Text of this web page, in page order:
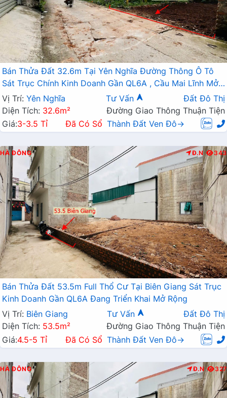
Bán Thửa Đất 32.6m Tại Yên Nghĩa Đường Thông Ô Tô
Sát Trục Chính Kinh Doanh Gần QL6A , Cầu Mai Lĩnh Mở
Rộng
Vị Trí: Yên Nghĩa Tư Vấn
Đất Đô Thị
Diện Tích: 32.6m²
Đường Giao Thông Thuận Tiện
Giá:3-3.5 Tỉ Đã Có Sổ Thành Đất Ven Đô→
HÀ ĐÔNG Đ.N 343
Bán Thửa Đất 53.5m Full Thổ Cư Tại Biên Giang Sát Trục
Kinh Doanh Gần QL6A Đang Triển Khai Mở Rộng
Vị Trí: Biên Giang Tư Vấn
Đất Đô Thị
Diện Tích: 53.5m²
Đường Giao Thông Thuận Tiện
Giá:4.5-5 Tỉ Đã Có Sổ Thành Đất Ven Đô→
HÀ ĐÔNG Đ.N 327